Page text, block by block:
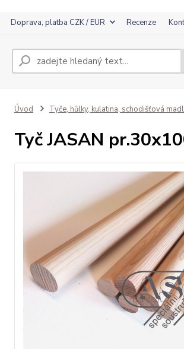
Doprava, platba CZK / EUR Recenze
Úvod Tyče, hůlky, kulatina, schodišťová
Tyč JASAN